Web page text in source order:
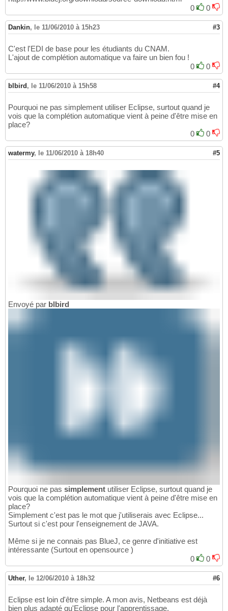
0
0
Dankin, le 11/06/2010 à 15h23 #3
C'est l'EDI de base pour les étudiants du CNAM.
L'ajout de complétion automatique va faire un bien fou !
0
0
blbird , le 11/06/2010 à 15h58 #4
Pourquoi ne pas simplement utiliser Eclipse, surtout quand je
vois que la complétion automatique vient à peine d'être mise en
place?
0
0
watermy, le 11/06/2010 à 18h40 #5
Envoyé par blbird
Pourquoi ne pas simplement utiliser Eclipse, surtout quand je
vois que la complétion automatique vient à peine d'être mise en
place?
Simplement c'est pas le mot que j'utiliserais avec Eclipse...
Surtout si c'est pour l'enseignement de JAVA.
Même si je ne connais pas BlueJ, ce genre d'initiative est
intéressante (Surtout en opensource )
0
0
Uther, le 12/06/2010 à 18h32 #6
Eclipse est loin d'être simple. A mon avis, Netbeans est déjà
bien plus adapté qu'Eclipse pour l'apprentissage.